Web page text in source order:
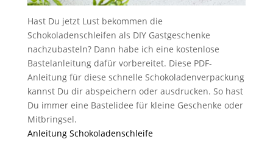
Hast Du jetzt Lust bekommen die
Schokoladenschleifen als DIY Gastgeschenke
nachzubasteln? Dann habe ich eine kostenlose
Bastelanleitung dafür vorbereitet. Diese PDF-
Anleitung für diese schnelle Schokoladenverpackung
kannst Du dir abspeichern oder ausdrucken. So hast
Du immer eine Bastelidee für kleine Geschenke oder
Mitbringsel.
Anleitung Schokoladenschleife